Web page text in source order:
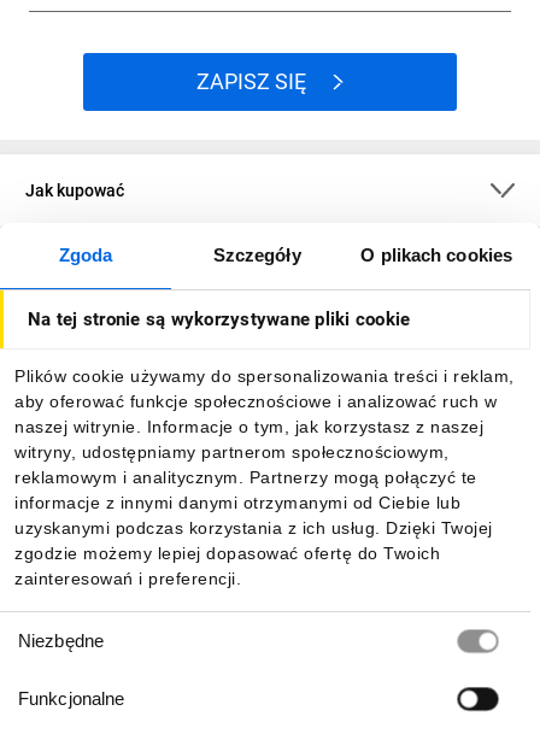
Zgoda Szczegóły O plikach cookies
Na tej stronie są wykorzystywane pliki cookie
Plików cookie używamy do spersonalizowania treści i reklam,
aby oferować funkcje społecznościowe i analizować ruch w
naszej witrynie. Informacje o tym, jak korzystasz z naszej
witryny, udostępniamy partnerom społecznościowym,
reklamowym i analitycznym. Partnerzy mogą połączyć te
informacje z innymi danymi otrzymanymi od Ciebie lub
uzyskanymi podczas korzystania z ich usług. Dzięki Twojej
zgodzie możemy lepiej dopasować ofertę do Twoich
zainteresowań i preferencji.
zgody
Niezbędne
Funkcjonalne
ZAPISZ SIĘ
Jak kupować
O firmie
Informacje
Pobierz naszą aplikację mobilną: